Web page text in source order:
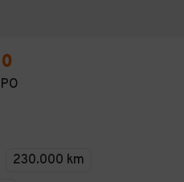
230.000 km